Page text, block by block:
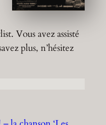
Vous avez assisté
plus, n’hésitez